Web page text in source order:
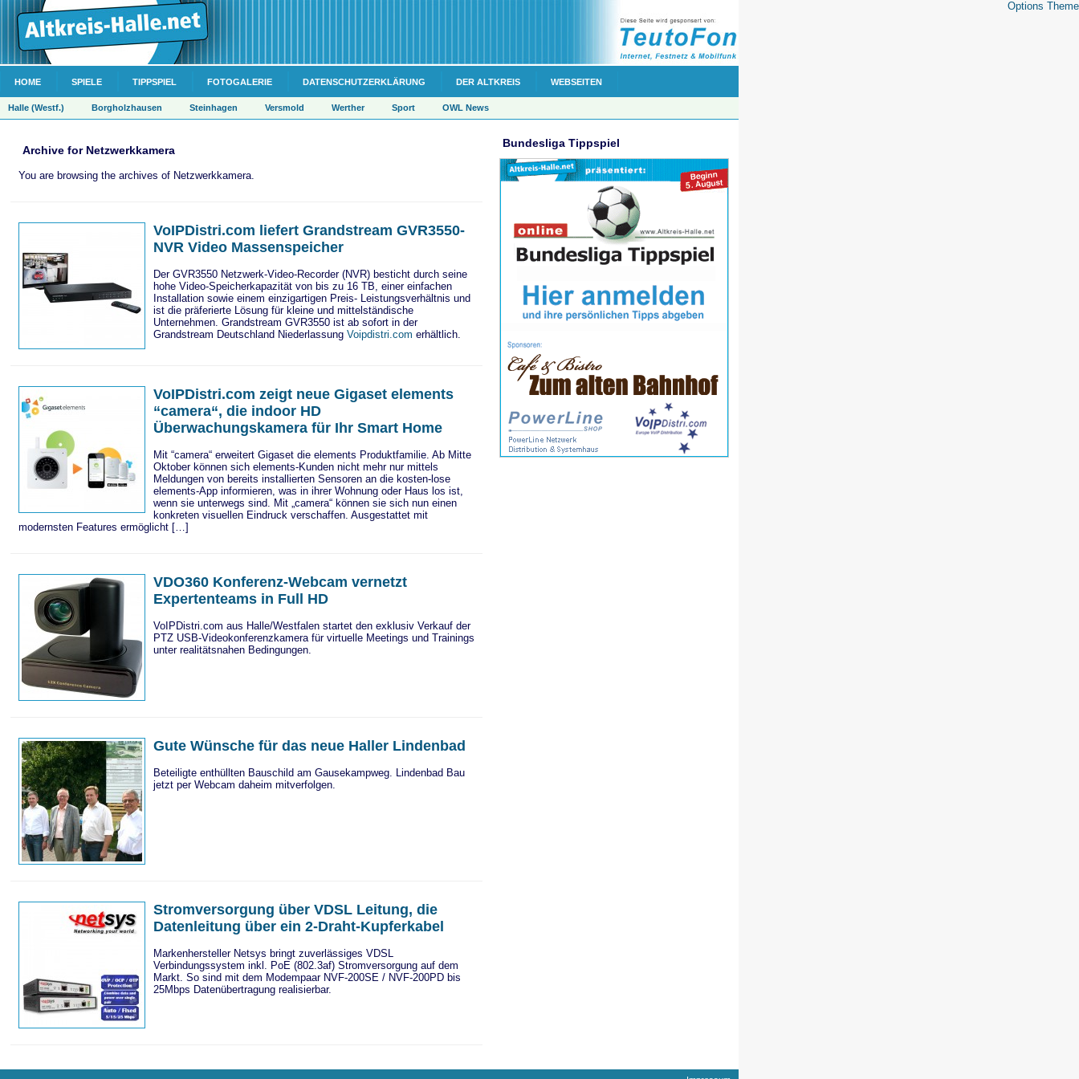
HOME SPIELE TIPPSPIEL FOTOGALERIE DATENSCHUTZERKLÄRUNG DER ALTKREIS WEBSEITEN
Halle (Westf.) Borgholzhausen Steinhagen Versmold Werther Sport OWL News
Archive for Netzwerkkamera
You are browsing the archives of Netzwerkkamera.
VoIPDistri.com liefert Grandstream GVR3550-
NVR Video Massenspeicher
Der GVR3550 Netzwerk-Video-Recorder (NVR) besticht durch seine
hohe Video-Speicherkapazität von bis zu 16 TB, einer einfachen
Installation sowie einem einzigartigen Preis- Leistungsverhältnis und
ist die präferierte Lösung für kleine und mittelständische
Unternehmen. Grandstream GVR3550 ist ab sofort in der
Grandstream Deutschland Niederlassung Voipdistri.com erhältlich.
VoIPDistri.com zeigt neue Gigaset elements
“camera“, die indoor HD
Überwachungskamera für Ihr Smart Home
Mit “camera“ erweitert Gigaset die elements Produktfamilie. Ab Mitte
Oktober können sich elements-Kunden nicht mehr nur mittels
Meldungen von bereits installierten Sensoren an die kosten-lose
elements-App informieren, was in ihrer Wohnung oder Haus los ist,
wenn sie unterwegs sind. Mit „camera“ können sie sich nun einen
konkreten visuellen Eindruck verschaffen. Ausgestattet mit
modernsten Features ermöglicht […]
VDO360 Konferenz-Webcam vernetzt
Expertenteams in Full HD
VoIPDistri.com aus Halle/Westfalen startet den exklusiv Verkauf der
PTZ USB-Videokonferenzkamera für virtuelle Meetings und Trainings
unter realitätsnahen Bedingungen.
Gute Wünsche für das neue Haller Lindenbad
Beteiligte enthüllten Bauschild am Gausekampweg. Lindenbad Bau
jetzt per Webcam daheim mitverfolgen.
Stromversorgung über VDSL Leitung, die
Datenleitung über ein 2-Draht-Kupferkabel
Markenhersteller Netsys bringt zuverlässiges VDSL
Verbindungssystem inkl. PoE (802.3af) Stromversorgung auf dem
Markt. So sind mit dem Modempaar NVF-200SE / NVF-200PD bis
25Mbps Datenübertragung realisierbar.
Bundesliga Tippspiel
Options Theme